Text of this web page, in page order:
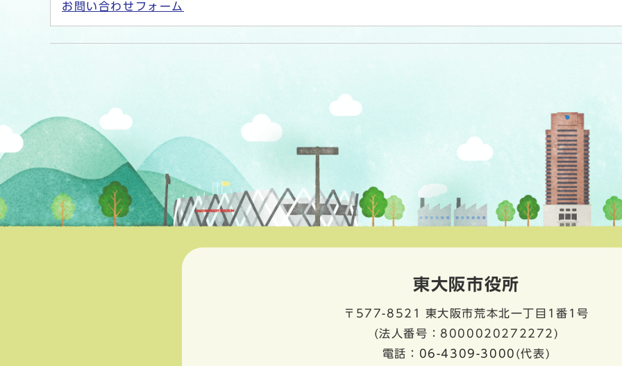
お問い合わせフォーム
東大阪市役所
〒577-8521
東大阪市荒本北一丁目1番1号
(法人番号：8000020272272)
電話： 06-4309-3000 (代表)